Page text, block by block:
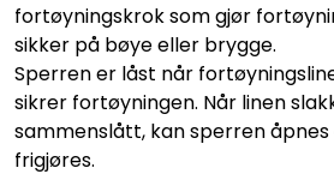
fortøyningskrok som gjør
sikker på bøye eller brygge.
Sperren er låst når
sikrer fortøyningen. Når linen
sammenslått, kan sperren åpnes
frigjøres.